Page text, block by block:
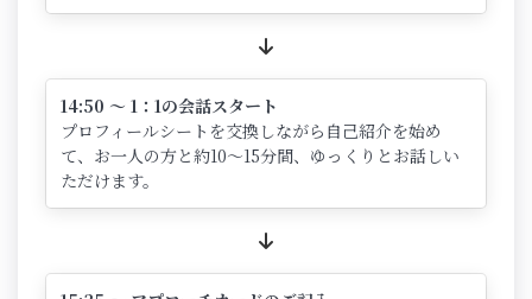
14:50 ～ 1：1の会話スタート
プロフィールシートを交換しながら自己紹介を始め
て、お一人の方と約10～15分間、ゆっくりとお話しい
ただけます。